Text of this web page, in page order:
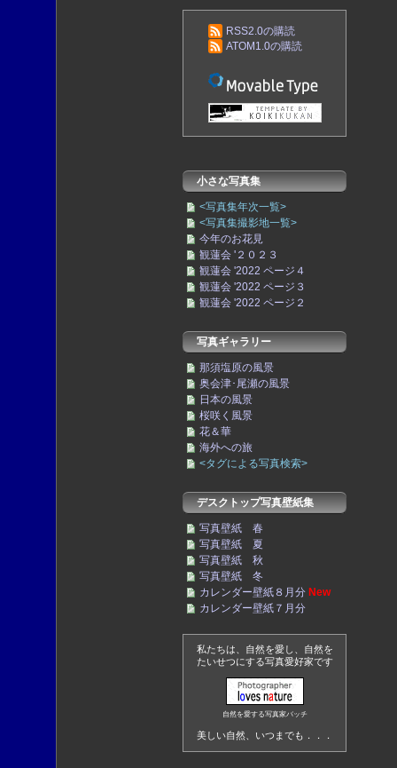
RSS2.0の購読
ATOM1.0の購読
小さな写真集
<写真集年次一覧>
<写真集撮影地一覧>
今年のお花見
観蓮会 '２０２３
観蓮会 '2022 ページ４
観蓮会 '2022 ページ３
観蓮会 '2022 ページ２
写真ギャラリー
那須塩原の風景
奥会津･尾瀬の風景
日本の風景
桜咲く風景
花＆華
海外への旅
<タグによる写真検索>
デスクトップ写真壁紙集
写真壁紙 春
写真壁紙 夏
写真壁紙 秋
写真壁紙 冬
カレンダー壁紙８月分 New
カレンダー壁紙７月分
私たちは、自然を愛し、自然を
たいせつにする写真愛好家です
自然を愛する写真家バッチ
美しい自然、いつまでも．．．